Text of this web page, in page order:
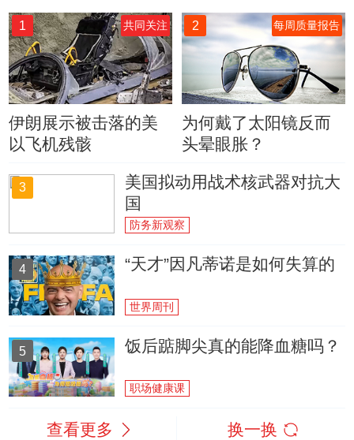
1 共同关注
伊朗展示被击落的美
以飞机残骸
2 每周质量报告
为何戴了太阳镜反而
头晕眼胀？
3
美国拟动用战术核武器对抗大
国
防务新观察
4 “天才”因凡蒂诺是如何失算的
世界周刊
5 饭后踮脚尖真的能降血糖吗？
职场健康课
查看更多 换一换